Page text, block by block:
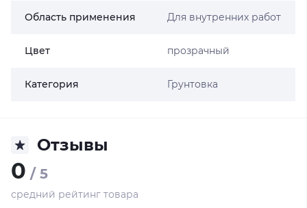
Область применения Для внутренних работ
Цвет прозрачный
Категория Грунтовка
Отзывы
0 / 5
средний рейтинг товара